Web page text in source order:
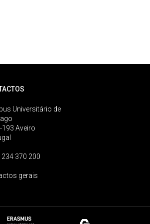
Universitário de
193 Aveiro
234 370 200
gerais